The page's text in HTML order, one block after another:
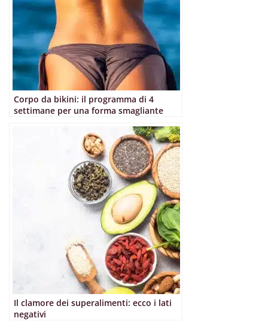
Corpo da bikini: il programma di 4
settimane per una forma smagliante
Il clamore dei superalimenti: ecco i lati
negativi